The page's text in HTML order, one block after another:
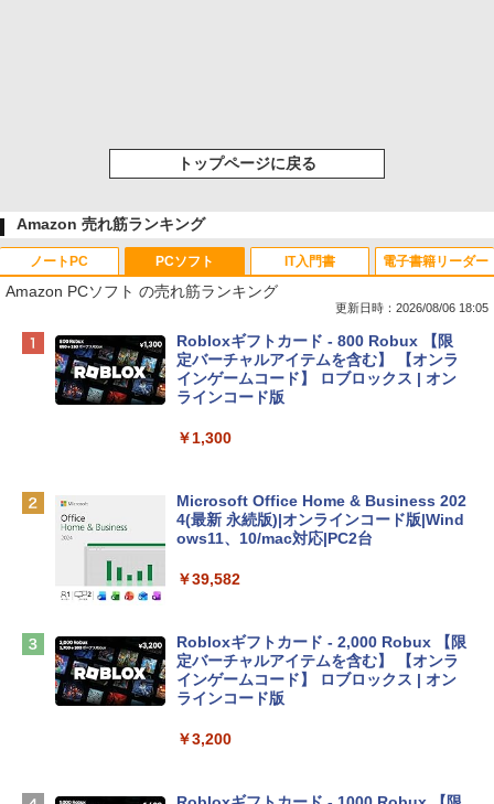
トップページに戻る
Amazon 売れ筋ランキング
ノートPC
Apple 2026 MacBook Neo A18 Proチッ
プ搭載13インチノートブック：AIとAppl
e Intelligenceのために設計、Liquid Ret
inaディスプレイ、8GBユニファイドメモ
eTime HDカメラ、Touch ID - インディ
￥137,800
ンケース Dell NEC Lavie ASUS HP dyna
￥2,952
Apple 2026 MacBook Air M5チップ搭載
igence、13.6インチLiquid Retinaディ
ームカメラ、日本語キーボード、Touch I
PCソフト
Amazon PCソフト の売れ筋ランキング
更新日時：2026/08/06 18:05
Robloxギフトカード - 800 Robux 【限
定バーチャルアイテムを含む】 【オンラ
インゲームコード】 ロブロックス | オン
ラインコード版
￥1,300
Microsoft Office Home & Business 202
4(最新 永続版)|オンラインコード版|Wind
ows11、10/mac対応|PC2台
￥39,582
Robloxギフトカード - 2,000 Robux 【限
定バーチャルアイテムを含む】 【オンラ
インゲームコード】 ロブロックス | オン
ラインコード版
￥3,200
IT入門書 電子書籍リーダー